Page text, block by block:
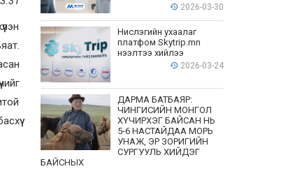
2026-03-30
Нислэгийн ухаалаг
платфом Skytrip.mn
нээлтээ хийлээ
2026-03-24
ДАРМА БАТБАЯР:
ЧИНГИСИЙН МОНГОЛ
ХҮЧИРХЭГ БАЙСАН НЬ
5-6 НАСТАЙДАА МОРЬ
УНАЖ, ЭР ЗОРИГИЙН
СУРГУУЛЬ ХИЙДЭГ
БАЙСНЫХ